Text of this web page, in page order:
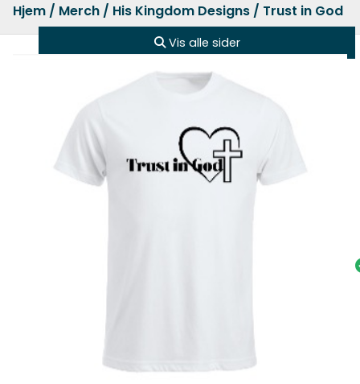
Hjem / Merch / His Kingdom Designs / Trust in God
Vis alle sider